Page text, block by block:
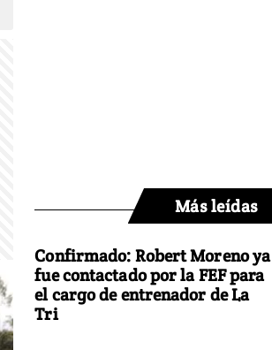
Más leídas
Confirmado: Robert Moreno ya
fue contactado por la FEF para
el cargo de entrenador de La
Tri